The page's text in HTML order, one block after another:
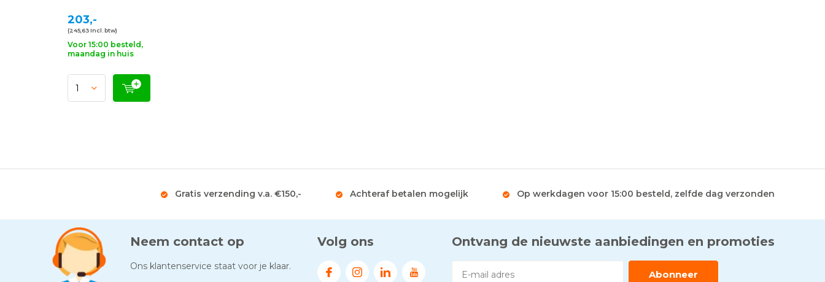
203,-
(245,63 Incl. btw)
Voor 15:00 besteld,
maandag in huis
Gratis verzending v.a. €150,- Achteraf betalen mogelijk Op werkdagen voor 15:00 besteld, zelfde dag verzonden
Neem contact op
Ons klantenservice staat voor je klaar.
Volg ons Ontvang de nieuwste aanbiedingen en promoties
Abonneer